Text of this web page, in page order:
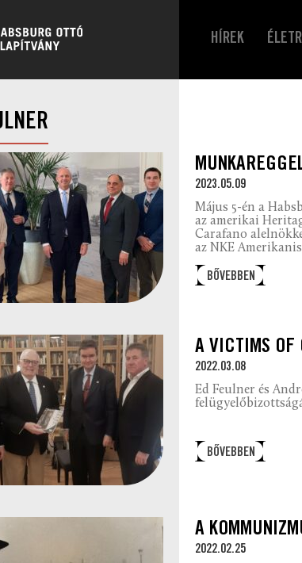
HÍREK
2023.05.09
Május 5-én a
az amerikai
Carafano
az NKE
BŐVEBBEN
A VICTIMS OF
2022.03.08
Ed Feulner és
BŐVEBBEN
A
2022.02.25